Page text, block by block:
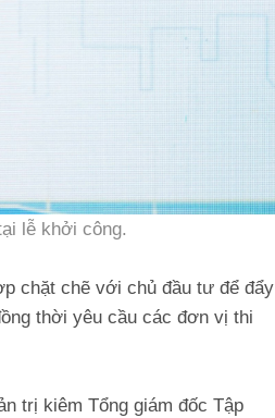
lễ khởi công.
chặt chẽ với chủ đầu tư để đẩy
thời yêu cầu các đơn vị thi
trị kiêm Tổng giám đốc Tập